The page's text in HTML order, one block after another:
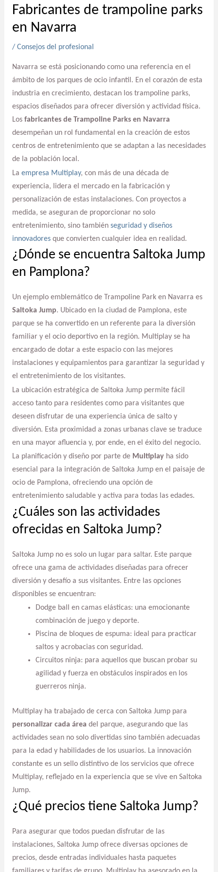
Fabricantes de trampoline parks
en Navarra
/ Consejos del profesional
Navarra se está posicionando como una referencia en el
ámbito de los parques de ocio infantil. En el corazón de esta
industria en crecimiento, destacan los trampoline parks,
espacios diseñados para ofrecer diversión y actividad física.
Los fabricantes de Trampoline Parks en Navarra
desempeñan un rol fundamental en la creación de estos
centros de entretenimiento que se adaptan a las necesidades
de la población local.
La empresa Multiplay, con más de una década de
experiencia, lidera el mercado en la fabricación y
personalización de estas instalaciones. Con proyectos a
medida, se aseguran de proporcionar no solo
entretenimiento, sino también seguridad y diseños
innovadoresque convierten cualquier idea en realidad.
¿Dónde se encuentra Saltoka Jump
en Pamplona?
Un ejemplo emblemático de Trampoline Park en Navarra es
Saltoka Jump. Ubicado en la ciudad de Pamplona, este
parque se ha convertido en un referente para la diversión
familiar y el ocio deportivo en la región. Multiplay se ha
encargado de dotar a este espacio con las mejores
instalaciones y equipamientos para garantizar la seguridad y
el entretenimiento de los visitantes.
La ubicación estratégica de Saltoka Jump permite fácil
acceso tanto para residentes como para visitantes que
deseen disfrutar de una experiencia única de salto y
diversión. Esta proximidad a zonas urbanas clave se traduce
en una mayor afluencia y, por ende, en el éxito del negocio.
La planificación y diseño por parte de Multiplayha sido
esencial para la integración de Saltoka Jump en el paisaje de
ocio de Pamplona, ofreciendo una opción de
entretenimiento saludable y activa para todas las edades.
¿Cuáles son las actividades
ofrecidas en Saltoka Jump?
Saltoka Jump no es solo un lugar para saltar. Este parque
ofrece una gama de actividades diseñadas para ofrecer
diversión y desafío a sus visitantes. Entre las opciones
disponibles se encuentran:
Dodge ball en camas elásticas: una emocionante
combinación de juego y deporte.
Piscina de bloques de espuma: ideal para practicar
saltos y acrobacias con seguridad.
Circuitos ninja: para aquellos que buscan probar su
agilidad y fuerza en obstáculos inspirados en los
guerreros ninja.
Multiplay ha trabajado de cerca con Saltoka Jump para
personalizar cada área del parque, asegurando que las
actividades sean no solo divertidas sino también adecuadas
para la edad y habilidades de los usuarios. La innovación
constante es un sello distintivo de los servicios que ofrece
Multiplay, reflejado en la experiencia que se vive en Saltoka
Jump.
¿Qué precios tiene Saltoka Jump?
Para asegurar que todos puedan disfrutar de las
instalaciones, Saltoka Jump ofrece diversas opciones de
precios, desde entradas individuales hasta paquetes